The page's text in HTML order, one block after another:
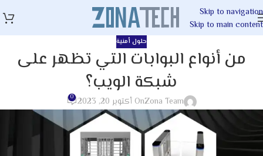
Skip to navigation
Skip to main content
حلول أمنية
من أنواع البوابات التي تظهر على
شبكة الويب؟
Zona TeamOn أكتوبر 20, 2023 0